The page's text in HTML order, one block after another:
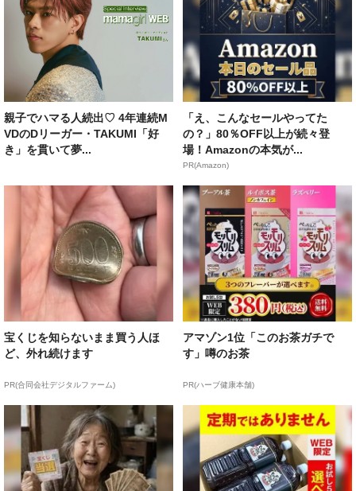
親子でハマる人続出♡ 4年連続M
VDのDリーガー・TAKUMI「好
き」を貫いて夢...
「え、こんなセールやってた
の？」80％OFF以上が続々登
場！Amazonの本気が...
PR(Amazon)
宝くじを知らないまま買う人ほ
ど、外れ続けます
PR(合同会社デジタルファーム)
アマゾン1位「このお茶ガチで
す」噂のお茶
PR(ハーブ健康本舗)